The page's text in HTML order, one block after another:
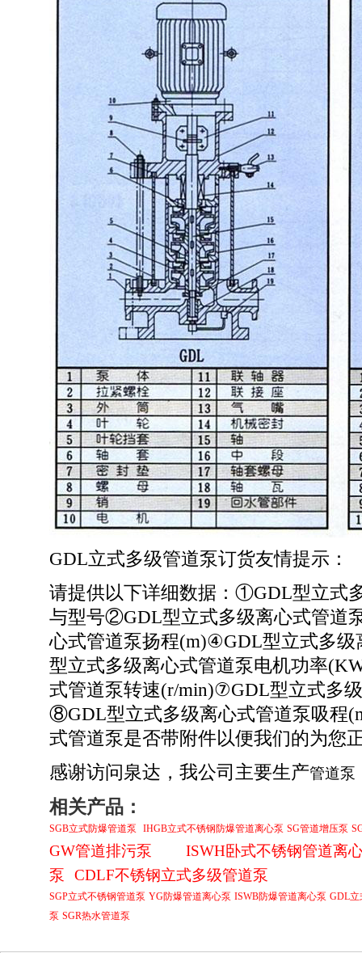
GDL立式多级管道泵订货友情提示：
请提供以下详细数据：①GDL型立式
与型号②GDL型立式多级离心式管道
心式管道泵扬程(m)④GDL型立式多
型立式多级离心式管道泵电机功率
式管道泵转速(r/min)⑦GDL型立式多
⑧GDL型立式多级离心式管道泵吸程
式管道泵是否带附件以便我们的为您
感谢访问泉达，我公司主要生产管道泵
相关产品：
SGB立式防爆管道泵 IHGB立式不锈钢防爆管道离心泵 SG管道增压泵
GW管道排污泵
ISWH卧式不锈钢管道离
泵
CDLF不锈钢立式多级管道泵
SGP立式不锈钢管道泵 YG防爆管道离心泵 ISWB防爆管道离心泵 GDL立
泵 SGR热水管道泵